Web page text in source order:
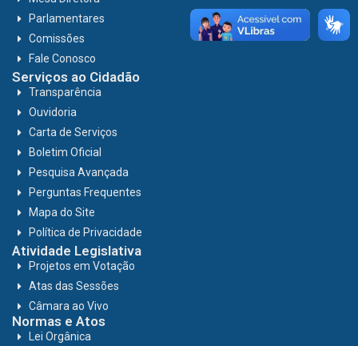
Parlamentares
Comissões
Fale Conosco
Serviços ao Cidadão
Transparência
Ouvidoria
Carta de Serviços
Boletim Oficial
Pesquisa Avançada
Perguntas Frequentes
Mapa do Site
Política de Privacidade
Atividade Legislativa
Projetos em Votação
Atas das Sessões
Câmara ao Vivo
Normas e Atos
Lei Orgânica